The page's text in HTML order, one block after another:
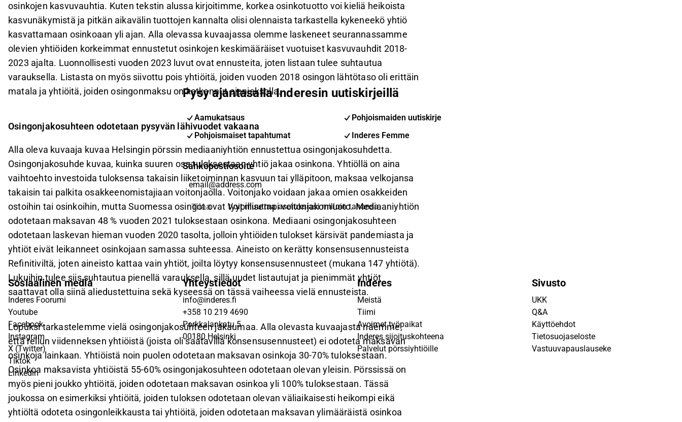
osinkojen kasvuvauhtia. Kuten tekstin alussa kirjoitimme, korkea osinkotuotto voi kieliä heikoista
kasvunäkymistä ja pitkän aikavälin tuottojen kannalta olisi olennaista tarkastella kykeneekö yhtiö
kasvattamaan osinkoaan yli ajan. Alla olevassa kuvaajassa olemme laskeneet seurannassamme
olevien yhtiöiden korkeimmat ennustetut osinkojen keskimääräiset vuotuiset kasvuvauhdit 2018-
2023 ajalta. Luonnollisesti vuoden 2023 luvut ovat ennusteita, joten listaan tulee suhtautua
varauksella. Listasta on myös siivottu pois yhtiöitä, joiden vuoden 2018 osingon lähtötaso oli erittäin
matala ja yhtiöitä, joiden osingonmaksu on katkennut ajanjaksolla.
Osingonjakosuhteen odotetaan pysyvän lähivuodet vakaana
Alla oleva kuvaaja kuvaa Helsingin pörssin mediaaniyhtiön ennustettua osingonjakosuhdetta.
Osingonjakosuhde kuvaa, kuinka suuren osa tuloksestaan yhtiö jakaa osinkona. Yhtiöllä on aina
vaihtoehto investoida tuloksensa takaisin liiketoiminnan kasvuun tai ylläpitoon, maksaa velkojansa
takaisin tai palkita osakkeenomistajiaan voitonjaolla. Voitonjako voidaan jakaa omien osakkeiden
ostoihin tai osinkoihin, mutta Suomessa osingot ovat tyypillisempi voitonjakomuoto. Mediaaniyhtiön
odotetaan maksavan 48 % vuoden 2021 tuloksestaan osinkona. Mediaani osingonjakosuhteen
odotetaan laskevan hieman vuoden 2020 tasolta, jolloin yhtiöiden tulokset kärsivät pandemiasta ja
yhtiöt eivät leikanneet osinkojaan samassa suhteessa. Aineisto on kerätty konsensusennusteista
Refinitiviltä, joten aineisto kattaa vain yhtiöt, joilta löytyy konsensusennusteet (mukana 147 yhtiötä).
Lukuihin tulee siis suhtautua pienellä varauksella, sillä uudet listautujat ja pienimmät yhtiöt
saattavat olla siinä aliedustettuina sekä kyseessä on tässä vaiheessa vielä ennusteista.
Lopuksi tarkastelemme vielä osingonjakosuhteen jakaumaa. Alla olevasta kuvaajasta näemme,
että reilun viidenneksen yhtiöistä (joista oli saatavilla konsensusennusteet) ei odoteta maksavan
osinkoja lainkaan. Yhtiöistä noin puolen odotetaan maksavan osinkoja 30-70% tuloksestaan.
Osinkoa maksavista yhtiöistä 55-60% osingonjakosuhteen odotetaan olevan yleisin. Pörssissä on
myös pieni joukko yhtiöitä, joiden odotetaan maksavan osinkoa yli 100% tuloksestaan. Tässä
joukossa on esimerkiksi yhtiöitä, joiden tuloksen odotetaan olevan väliaikaisesti heikompi eikä
yhtiöltä odoteta osingonleikkausta tai yhtiöitä, joiden odotetaan maksavan ylimääräistä osinkoa
Pysy ajantasalla Inderesin uutiskirjeillä
Aamukatsaus
Pohjoismaiden uutiskirje
Pohjoismaiset tapahtumat
Inderes Femme
Sähköpostiosoite
Tilaa Voit muuttaa asetuksiasi milloin tahansa
Sosiaalinen media
Inderes Foorumi
Youtube
Facebook
Instagram
X (Twitter)
Tiktok
Linkedin
Yhteystiedot
info@inderes.fi
+358 10 219 4690
Porkkalankatu 5
00180 Helsinki
Inderes
Meistä
Tiimi
Avoimet työpaikat
Inderes sijoituskohteena
Palvelut pörssiyhtiöille
Sivusto
UKK
Q&A
Käyttöehdot
Tietosuojaseloste
Vastuuvapauslauseke